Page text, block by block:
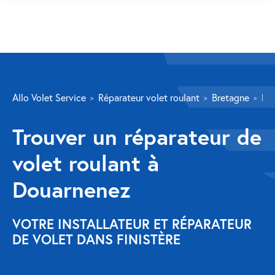
Volet roulant
Réparation
Volet roulant Velux
Au-delà de la fenêtre
Réparation store banne
Réparation portail
Allo Volet Service Réparateur volet roulant Bretagne
Trouver un réparateur de
volet roulant à
Douarnenez
VOTRE INSTALLATEUR ET RÉPARATEUR
DE VOLET DANS FINISTÈRE